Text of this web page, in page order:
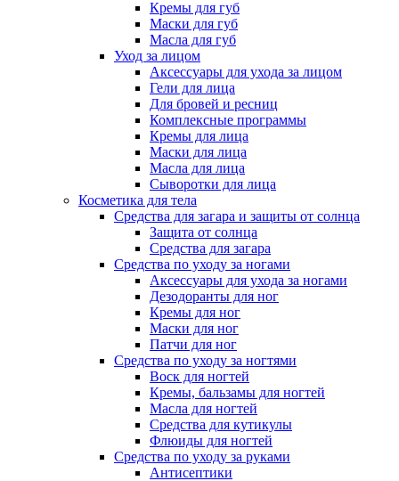
Кремы для губ
Маски для губ
Масла для губ
Уход за лицом
Аксессуары для ухода за лицом
Гели для лица
Для бровей и ресниц
Комплексные программы
Кремы для лица
Маски для лица
Масла для лица
Сыворотки для лица
Косметика для тела
Средства для загара и защиты от солнца
Защита от солнца
Средства для загара
Средства по уходу за ногами
Аксессуары для ухода за ногами
Дезодоранты для ног
Кремы для ног
Маски для ног
Патчи для ног
Средства по уходу за ногтями
Воск для ногтей
Кремы, бальзамы для ногтей
Масла для ногтей
Средства для кутикулы
Флюиды для ногтей
Средства по уходу за руками
Антисептики